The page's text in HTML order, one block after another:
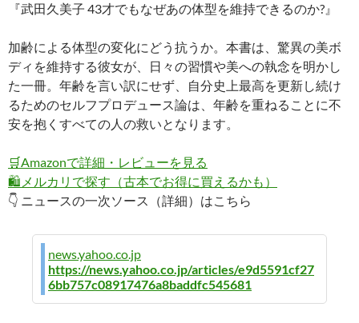
『武田久美子 43才でもなぜあの体型を維持できるのか?』
加齢による体型の変化にどう抗うか。本書は、驚異の美ボ
ディを維持する彼女が、日々の習慣や美への執念を明かし
た一冊。年齢を言い訳にせず、自分史上最高を更新し続け
るためのセルフプロデュース論は、年齢を重ねることに不
安を抱くすべての人の救いとなります。
🛒Amazonで詳細・レビューを見る
🛍️ メルカリで探す（古本でお得に買えるかも）
👇 ニュースの一次ソース（詳細）はこちら
news.yahoo.co.jp
https://news.yahoo.co.jp/articles/e9d5591cf27
6bb757c08917476a8baddfc545681